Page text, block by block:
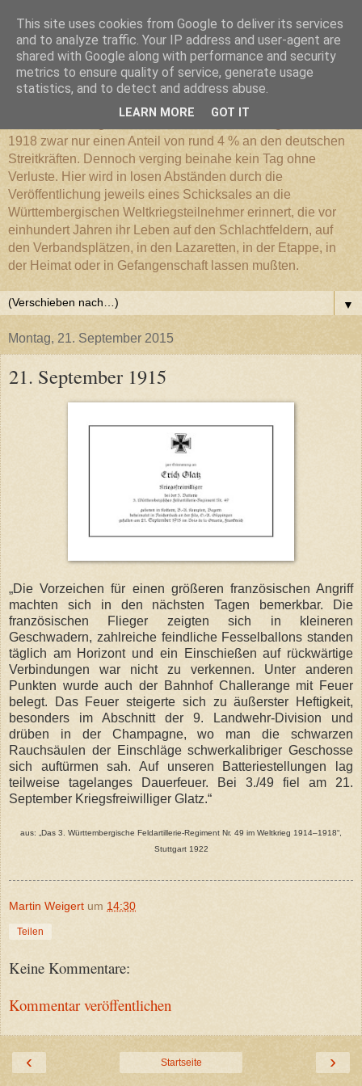
Württembergischer
Weltkriegs-Blog
1918 zwar nur einen Anteil von rund 4 % an den deutschen
Streitkräften. Dennoch verging beinahe kein Tag ohne
Verluste. Hier wird in losen Abständen durch die
Veröffentlichung jeweils eines Schicksales an die
Württembergischen Weltkriegsteilnehmer erinnert, die vor
einhundert Jahren ihr Leben auf den Schlachtfeldern, auf
den Verbandsplätzen, in den Lazaretten, in der Etappe, in
der Heimat oder in Gefangenschaft lassen mußten.
▼
Montag, 21. September 2015
21. September 1915
„Die Vorzeichen für einen größeren französischen Angriff
machten sich in den nächsten Tagen bemerkbar. Die
französischen Flieger zeigten sich in kleineren
Geschwadern, zahlreiche feindliche Fesselballons standen
täglich am Horizont und ein Einschießen auf rückwärtige
Verbindungen war nicht zu verkennen. Unter anderen
Punkten wurde auch der Bahnhof Challerange mit Feuer
belegt. Das Feuer steigerte sich zu äußerster Heftigkeit,
besonders im Abschnitt der 9. Landwehr-Division und
drüben in der Champagne, wo man die schwarzen
Rauchsäulen der Einschläge schwerkalibriger Geschosse
sich auftürmen sah. Auf unseren Batteriestellungen lag
teilweise tagelanges Dauerfeuer. Bei 3./49 fiel am 21.
September Kriegsfreiwilliger Glatz.“
aus: „Das 3. Württembergische Feldartillerie-Regiment Nr. 49 im Weltkrieg 1914–1918“,
Stuttgart 1922
Martin Weigert um 14:30
Teilen
Keine Kommentare:
Kommentar veröffentlichen
‹ ›
Startseite
This site uses cookies from Google to deliver its services
and to analyze traffic. Your IP address and user-agent are
shared with Google along with performance and security
metrics to ensure quality of service, generate usage
statistics, and to detect and address abuse.
LEARN MORE GOT IT